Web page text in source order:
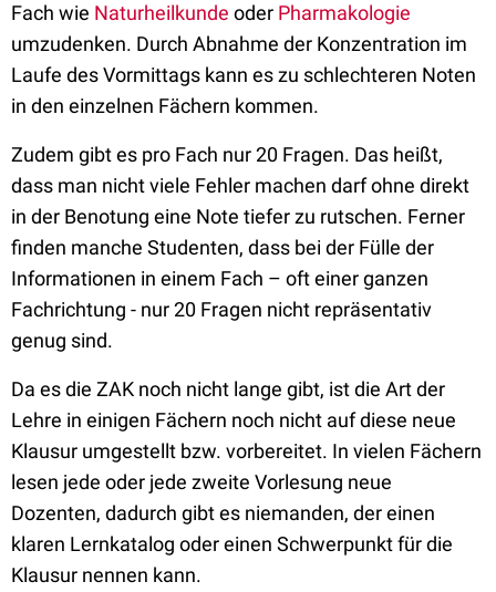
Fach wie Naturheilkunde oder Pharmakologie
umzudenken. Durch Abnahme der Konzentration im
Laufe des Vormittags kann es zu schlechteren Noten
in den einzelnen Fächern kommen.
Zudem gibt es pro Fach nur 20 Fragen. Das heißt,
dass man nicht viele Fehler machen darf ohne direkt
in der Benotung eine Note tiefer zu rutschen. Ferner
finden manche Studenten, dass bei der Fülle der
Informationen in einem Fach – oft einer ganzen
Fachrichtung - nur 20 Fragen nicht repräsentativ
genug sind.
Da es die ZAK noch nicht lange gibt, ist die Art der
Lehre in einigen Fächern noch nicht auf diese neue
Klausur umgestellt bzw. vorbereitet. In vielen Fächern
lesen jede oder jede zweite Vorlesung neue
Dozenten, dadurch gibt es niemanden, der einen
klaren Lernkatalog oder einen Schwerpunkt für die
Klausur nennen kann.